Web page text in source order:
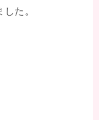
た。